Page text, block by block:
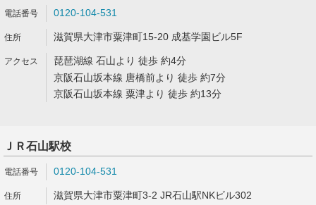
0120-104-531
滋賀県大津市粟津町15-20 成基学園ビル5F
琵琶湖線 石山より 徒歩 約4分
京阪石山坂本線 唐橋前より 徒歩 約7分
京阪石山坂本線 粟津より 徒歩 約13分
ＪＲ石山駅校
0120-104-531
滋賀県大津市粟津町3-2 JR石山駅NKビル302